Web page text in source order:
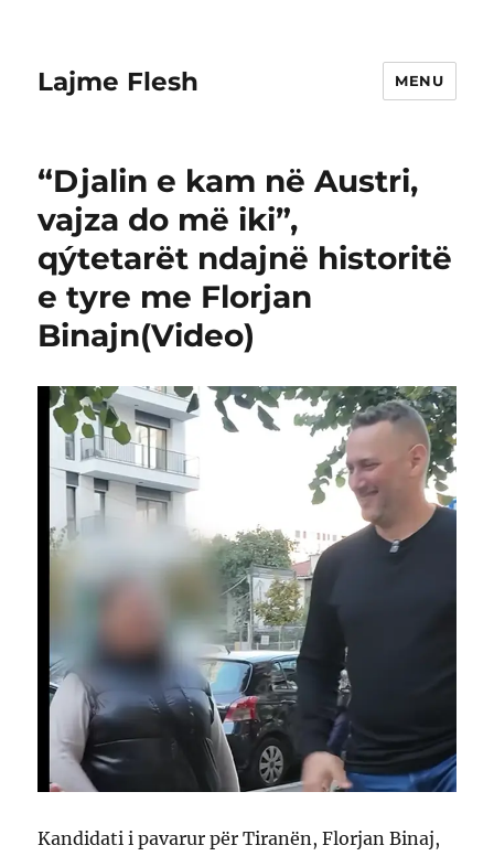
Lajme Flesh MENU
“Djalin e kam në Austri,
vajza do më iki”,
qýtetarët ndajnë historitë
e tyre me Florjan
Binajn(Video)
Kandidati i pavarur për Tiranën, Florjan Binaj,